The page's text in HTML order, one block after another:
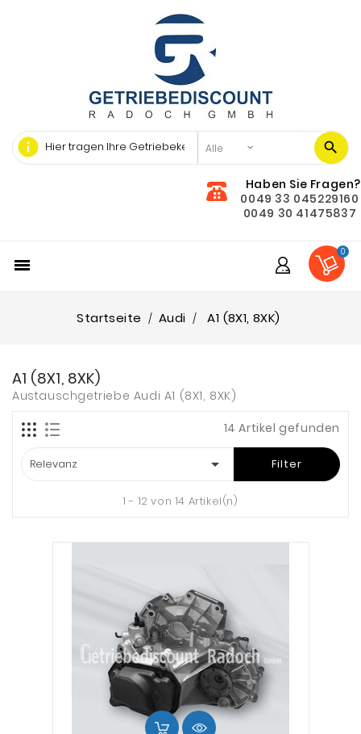
info
Haben Sie Fragen?
0049 33 045229160
0049 30 41475837

0
Startseite Audi A1 (8X1, 8XK)
A1 (8X1, 8XK)
Austauschgetriebe Audi A1 (8X1, 8XK)
14 Artikel gefunden
Relevanz  Filter
1 - 12 von 14 Artikel(n)